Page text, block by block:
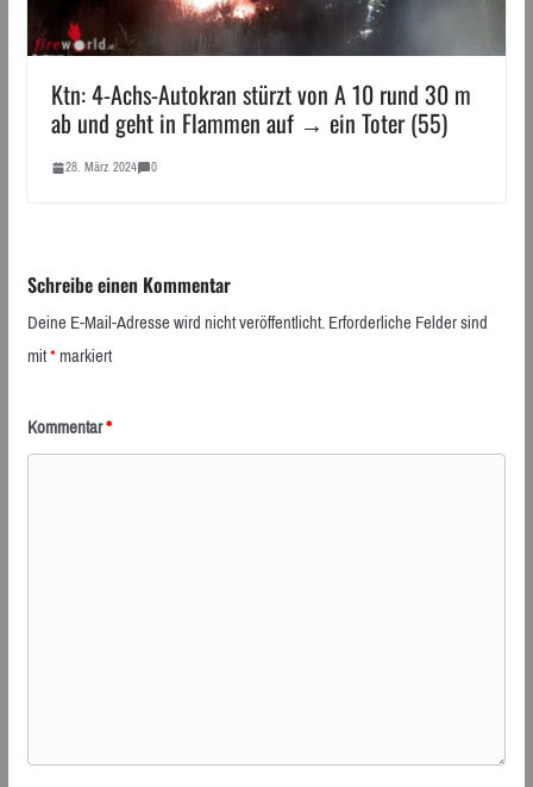
Ktn: 4-Achs-Autokran stürzt von A 10 rund 30 m
ab und geht in Flammen auf → ein Toter (55)
28. März 2024 0
Schreibe einen Kommentar
Deine E-Mail-Adresse wird nicht veröffentlicht.Erforderliche Felder sind
mit*markiert
Kommentar*